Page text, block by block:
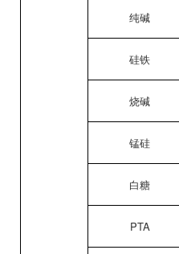
纯碱
硅铁
烧碱
锰硅
白糖
PTA